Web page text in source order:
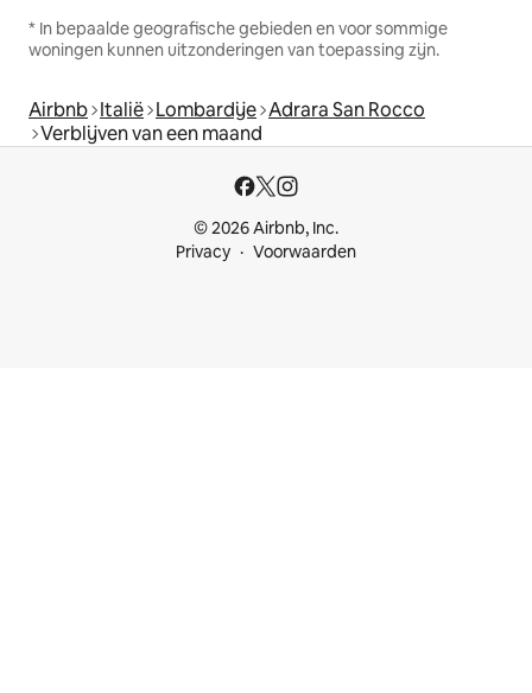
* In bepaalde geografische gebieden en voor sommige
woningen kunnen uitzonderingen van toepassing zijn.
Airbnb Italië Lombardije Adrara San Rocco
Verblijven van een maand
© 2026 Airbnb, Inc.
Privacy
Voorwaarden